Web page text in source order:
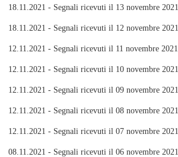
18.11.2021 - Segnali ricevuti il 13 novembre 2021
18.11.2021 - Segnali ricevuti il 12 novembre 2021
12.11.2021 - Segnali ricevuti il 11 novembre 2021
12.11.2021 - Segnali ricevuti il 10 novembre 2021
12.11.2021 - Segnali ricevuti il 09 novembre 2021
12.11.2021 - Segnali ricevuti il 08 novembre 2021
12.11.2021 - Segnali ricevuti il 07 novembre 2021
08.11.2021 - Segnali ricevuti il 06 novembre 2021